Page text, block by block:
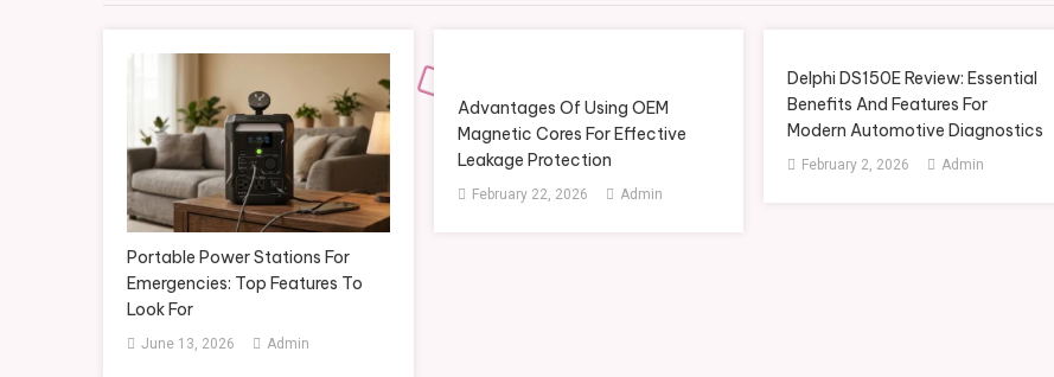
Portable Power Stations For
Emergencies: Top Features To
Look For
June 13, 2026 Admin
Advantages Of Using OEM
Magnetic Cores For Effective
Leakage Protection
February 22, 2026 Admin
Delphi DS150E Review: Essential
Benefits And Features For
Modern Automotive Diagnostics
February 2, 2026 Admin